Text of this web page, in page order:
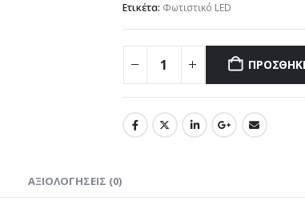
Ετικέτα: Φωτιστικό LED
ΑΞΙΟΛΟΓΉΣΕΙΣ (0)